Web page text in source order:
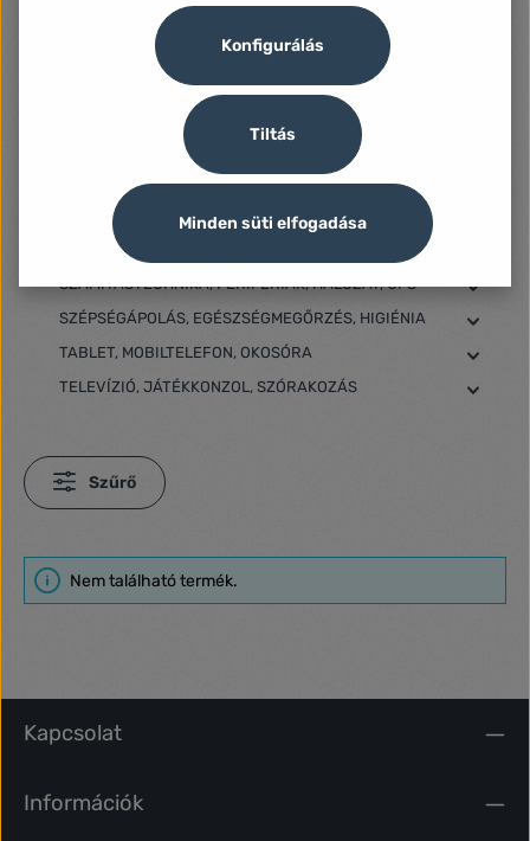
MEDENCE ÉS STRANDJÁTÉK
MINI SEGWAY, SKATEBOARD, ROLLER
TÚRA FELSZERELÉSEK
TÚRA NAVIGÁCIÓ
ÜTŐS SPORTOK
VADÁSZATI KIEGÉSZÍTŐK
SZÁMÍTÁSTECHNIKA, PERIFÉRIÁK, HÁLÓZAT, UPS
SZÉPSÉGÁPOLÁS, EGÉSZSÉGMEGŐRZÉS, HIGIÉNIA
TABLET, MOBILTELEFON, OKOSÓRA
TELEVÍZIÓ, JÁTÉKKONZOL, SZÓRAKOZÁS
Szűrő
Nem található termék.
Kapcsolat
Információk
Tiltás
Konfigurálás
Minden süti elfogadása